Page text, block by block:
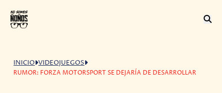
INICIO VIDEOJUEGOS
RUMOR: FORZA MOTORSPORT SE DEJARÍA DE DESARROLLAR